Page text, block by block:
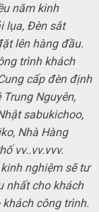
năm kinh
lụa, Đèn sắt
lên hàng đầu.
trình khách
cấp đèn định
Nguyên,
sabukichoo,
Nhà Hàng
vv..vv.vvv.
nghiệm sẽ tư
nhất cho khách
công trình.